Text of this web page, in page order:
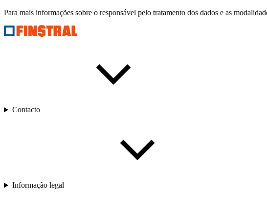
Para mais informações sobre o responsável pelo tratamento dos dados e as
Contacto
Informação legal